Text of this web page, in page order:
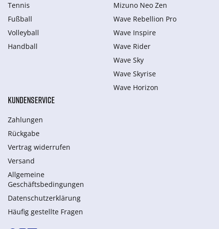
Tennis
Fußball
Volleyball
Handball
Mizuno Neo Zen
Wave Rebellion Pro
Wave Inspire
Wave Rider
Wave Sky
Wave Skyrise
Wave Horizon
KUNDENSERVICE
Zahlungen
Rückgabe
Vertrag widerrufen
Versand
Allgemeine
Geschäftsbedingungen
Datenschutzerklärung
Häufig gestellte Fragen